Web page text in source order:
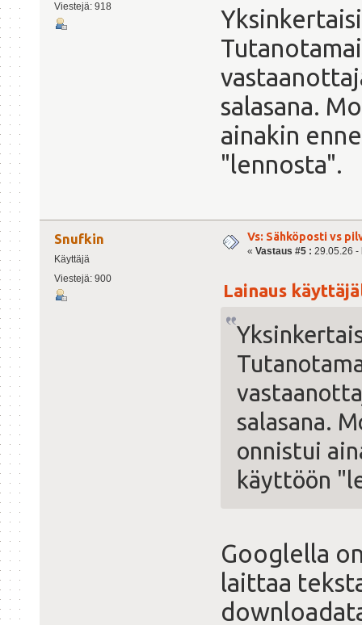
Viestejä: 918
salasana.
ainakin
"lennosta".
Snufkin
Käyttäjä
Viestejä: 900
Vs: Sähköposti vs
« Vastaus #5 : 29.05.26 -
Lainaus
salasana.
onnistui
käyttöön
Googlella
laittaa